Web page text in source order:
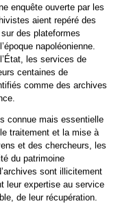
enquête ouverte par les
aient repéré des
des plateformes
napoléonienne.
les services de
centaines de
comme des archives
connue mais essentielle
traitement et la mise à
et des chercheurs, les
du patrimoine
sont illicitement
leur expertise au service
de leur récupération.